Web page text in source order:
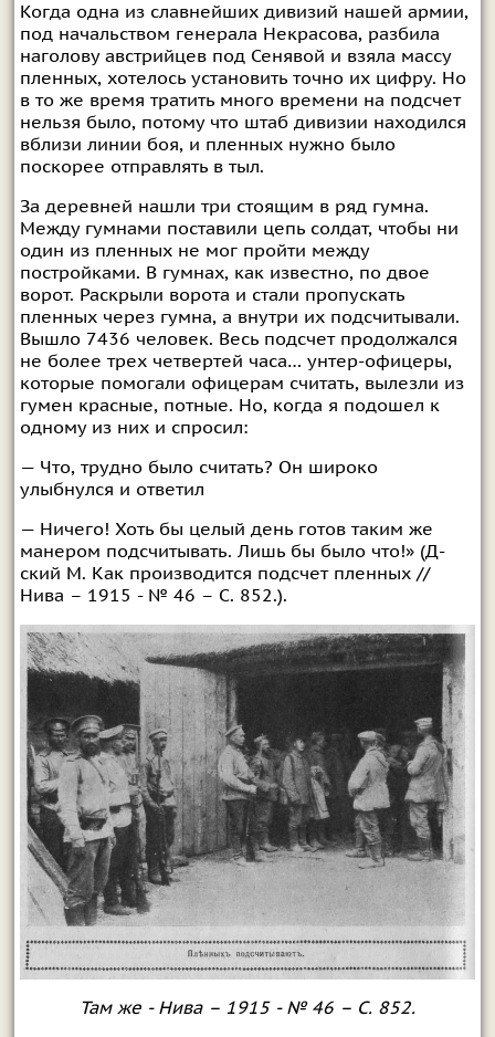
Когда одна из славнейших дивизий нашей армии,
под начальством генерала Некрасова, разбила
наголову австрийцев под Сенявой и взяла массу
пленных, хотелось установить точно их цифру. Но
в то же время тратить много времени на подсчет
нельзя было, потому что штаб дивизии находился
вблизи линии боя, и пленных нужно было
поскорее отправлять в тыл.
За деревней нашли три стоящим в ряд гумна.
Между гумнами поставили цепь солдат, чтобы ни
один из пленных не мог пройти между
постройками. В гумнах, как известно, по двое
ворот. Раскрыли ворота и стали пропускать
пленных через гумна, а внутри их подсчитывали.
Вышло 7436 человек. Весь подсчет продолжался
не более трех четвертей часа… унтер-офицеры,
которые помогали офицерам считать, вылезли из
гумен красные, потные. Но, когда я подошел к
одному из них и спросил:
— Что, трудно было считать? Он широко
улыбнулся и ответил
— Ничего! Хоть бы целый день готов таким же
манером подсчитывать. Лишь бы было что!» (Д-
ский М. Как производится подсчет пленных //
Нива – 1915 - № 46 – С. 852.).
Там же - Нива – 1915 - № 46 – С. 852.